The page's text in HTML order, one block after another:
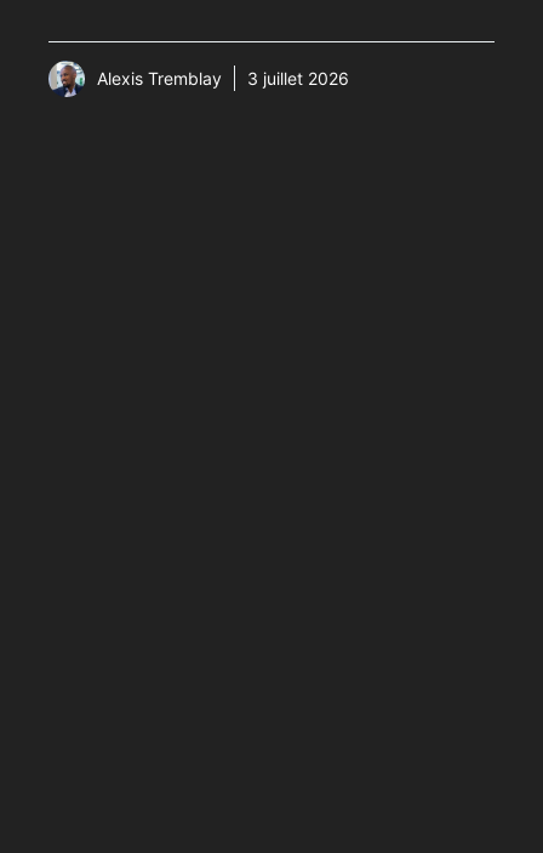
Alexis Tremblay 3 juillet 2026